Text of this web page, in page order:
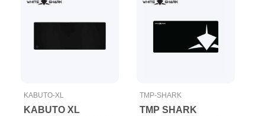
KABUTO-XL
KABUTO XL
TMP-SHARK
TMP SHARK